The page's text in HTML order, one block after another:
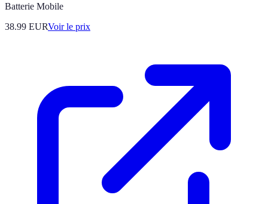
Batterie Mobile
38.99 EURVoir le prix